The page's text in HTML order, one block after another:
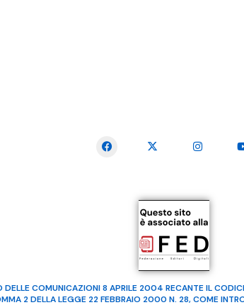
DELLE COMUNICAZIONI 8 APRILE 2004 RECANTE IL
2 DELLA LEGGE 22 FEBBRAIO 2000 N. 28, COME